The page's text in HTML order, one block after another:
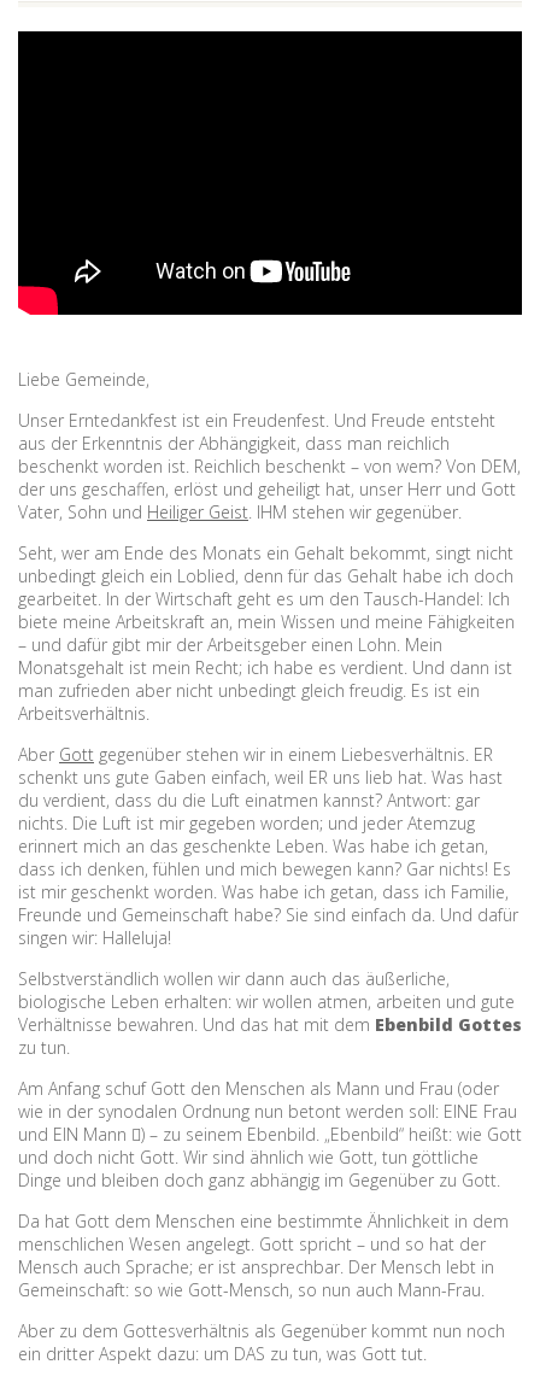
Liebe Gemeinde,
Unser Erntedankfest ist ein Freudenfest. Und Freude entsteht
aus der Erkenntnis der Abhängigkeit, dass man reichlich
beschenkt worden ist. Reichlich beschenkt – von wem? Von DEM,
der uns geschaffen, erlöst und geheiligt hat, unser Herr und Gott
Vater, Sohn und Heiliger Geist. IHM stehen wir gegenüber.
Seht, wer am Ende des Monats ein Gehalt bekommt, singt nicht
unbedingt gleich ein Loblied, denn für das Gehalt habe ich doch
gearbeitet. In der Wirtschaft geht es um den Tausch-Handel: Ich
biete meine Arbeitskraft an, mein Wissen und meine Fähigkeiten
– und dafür gibt mir der Arbeitsgeber einen Lohn. Mein
Monatsgehalt ist mein Recht; ich habe es verdient. Und dann ist
man zufrieden aber nicht unbedingt gleich freudig. Es ist ein
Arbeitsverhältnis.
Aber Gott gegenüber stehen wir in einem Liebesverhältnis. ER
schenkt uns gute Gaben einfach, weil ER uns lieb hat. Was hast
du verdient, dass du die Luft einatmen kannst? Antwort: gar
nichts. Die Luft ist mir gegeben worden; und jeder Atemzug
erinnert mich an das geschenkte Leben. Was habe ich getan,
dass ich denken, fühlen und mich bewegen kann? Gar nichts! Es
ist mir geschenkt worden. Was habe ich getan, dass ich Familie,
Freunde und Gemeinschaft habe? Sie sind einfach da. Und dafür
singen wir: Halleluja!
Selbstverständlich wollen wir dann auch das äußerliche,
biologische Leben erhalten: wir wollen atmen, arbeiten und gute
Verhältnisse bewahren. Und das hat mit dem Ebenbild Gottes
zu tun.
Am Anfang schuf Gott den Menschen als Mann und Frau (oder
wie in der synodalen Ordnung nun betont werden soll: EINE Frau
und EIN Mann ) – zu seinem Ebenbild. „Ebenbild“ heißt: wie Gott
und doch nicht Gott. Wir sind ähnlich wie Gott, tun göttliche
Dinge und bleiben doch ganz abhängig im Gegenüber zu Gott.
Da hat Gott dem Menschen eine bestimmte Ähnlichkeit in dem
menschlichen Wesen angelegt. Gott spricht – und so hat der
Mensch auch Sprache; er ist ansprechbar. Der Mensch lebt in
Gemeinschaft: so wie Gott-Mensch, so nun auch Mann-Frau.
Aber zu dem Gottesverhältnis als Gegenüber kommt nun noch
ein dritter Aspekt dazu: um DAS zu tun, was Gott tut.